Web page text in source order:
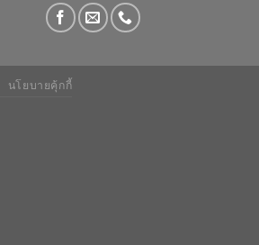
นโยบายคุ้กกี้